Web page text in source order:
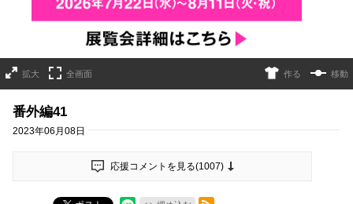
詳細ページへのリンク
拡大 全画面 作る 移動
番外編41
2023年06月08日
応援コメントを見る(1007)
RSSフィード